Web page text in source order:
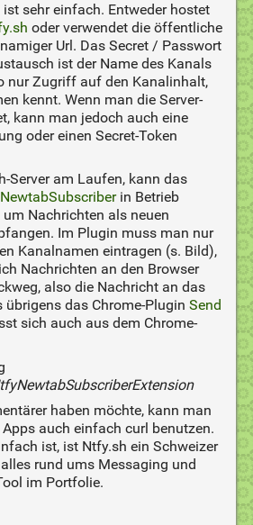
sehr einfach. Entweder hostet
oder verwendet die öffentliche
Url. Das Secret / Passwort
ist der Name des Kanals
nur Zugriff auf den Kanalinhalt,
kennt. Wenn man die Server-
kann man jedoch auch eine
oder einen Secret-Token
Server am Laufen, kann das
in Betrieb
Nachrichten als neuen
Im Plugin muss man nur
Kanalnamen eintragen (s. Bild),
Nachrichten an den Browser
also die Nachricht an das
übrigens das Chrome-Plugin Send
sich auch aus dem Chrome-
haben möchte, kann man
auch einfach curl benutzen.
ist, ist Ntfy.sh ein Schweizer
rund ums Messaging und
im Portfolie.